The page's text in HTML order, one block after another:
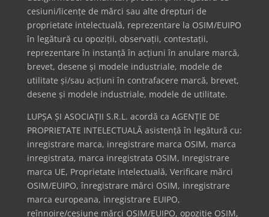
cesiuni/licențe de mărci sau alte drepturi de
proprietate intelectuală, reprezentare la OSIM/EUIPO
în legătură cu opoziții, observații, contestații,
reprezentare în instanță în acțiuni în anulare marcă,
brevet, desene și modele industriale, modele de
utilitate și/sau acțiuni în contrafacere marcă, brevet,
desene și modele industriale, modele de utilitate.
LUPȘA ȘI ASOCIAȚII S.R.L. acordă ca AGENȚIE DE
PROPRIETATE INTELECTUALĂ asistență în legătură cu:
inregistrare marca, inregistrare marca OSIM, marca
inregistrata, marca inregistrata OSIM, Inregistrare
marca UE, Proprietate intelectuală, Verificare mărci
OSIM/EUIPO, înregistrare mărci OSIM, inregistrare
marca europeana, inregistrare EUIPO,
reînnoire/cesiune mărci OSIM/EUIPO, opoziție OSIM,